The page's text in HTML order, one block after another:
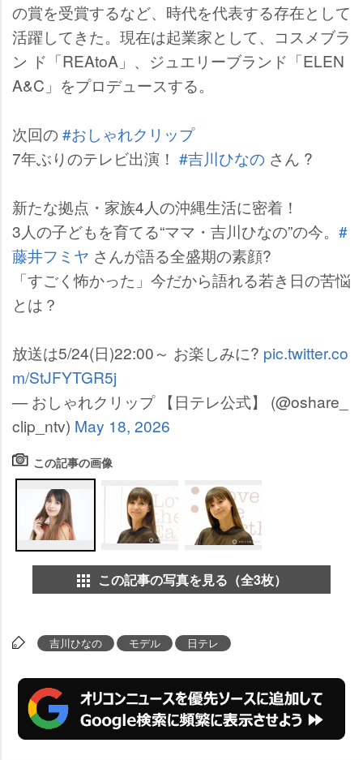
の賞を受賞するなど、時代を代表する存在として
活躍してきた。現在は起業家として、コスメブラ
ン ド「REAtoA」、ジュエリーブランド「ELEN
A&C」をプロデュースする。
次回の #おしゃれクリップ
7年ぶりのテレビ出演！ #吉川ひなの さん ?
新たな拠点・家族4人の沖縄生活に密着！
3人の子どもを育てる“ママ・吉川ひなの”の今。 #
藤井フミヤ さんが語る全盛期の素顔?
「すごく怖かった」今だから語れる若き日の苦悩
とは？
放送は5/24(日)22:00～ お楽しみに? pic.twitter.co
m/StJFYTGR5j
— おしゃれクリップ 【日テレ公式】 (@oshare_
clip_ntv) May 18, 2026
この記事の画像
この記事の写真を見る（全3枚）
吉川ひなの モデル 日テレ